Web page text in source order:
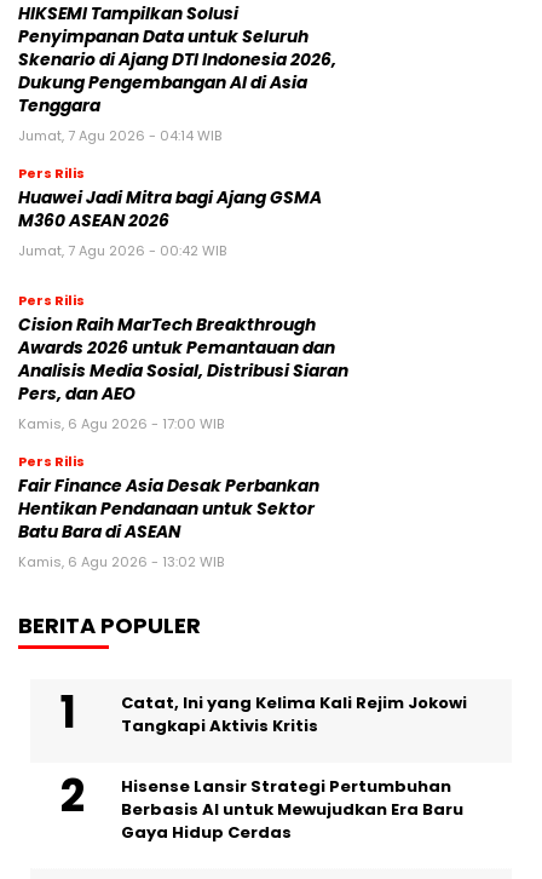
HIKSEMI Tampilkan Solusi
Penyimpanan Data untuk Seluruh
Skenario di Ajang DTI Indonesia 2026,
Dukung Pengembangan AI di Asia
Tenggara
Jumat, 7 Agu 2026 - 04:14 WIB
Pers Rilis
Huawei Jadi Mitra bagi Ajang GSMA
M360 ASEAN 2026
Jumat, 7 Agu 2026 - 00:42 WIB
Pers Rilis
Cision Raih MarTech Breakthrough
Awards 2026 untuk Pemantauan dan
Analisis Media Sosial, Distribusi Siaran
Pers, dan AEO
Kamis, 6 Agu 2026 - 17:00 WIB
Pers Rilis
Fair Finance Asia Desak Perbankan
Hentikan Pendanaan untuk Sektor
Batu Bara di ASEAN
Kamis, 6 Agu 2026 - 13:02 WIB
BERITA POPULER
Catat, Ini yang Kelima Kali Rejim Jokowi
Tangkapi Aktivis Kritis
Hisense Lansir Strategi Pertumbuhan
Berbasis AI untuk Mewujudkan Era Baru
Gaya Hidup Cerdas